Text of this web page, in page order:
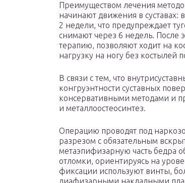
Преимуществом лечения
начинают движения в
2 недели, что предупреждает
снимают через 6 недель. После
терапию, позволяют ходит на
нагрузку на ногу без костылей
В связи с тем, что
конгруэнтности суставных
консервативными методами и
и металлоостеосинтез.
Операцию проводят под
разрезом с обязательным
метаэпифизарную часть бедра
отломки, ориентируясь на
фиксации используют винты,
диафизарными накладными